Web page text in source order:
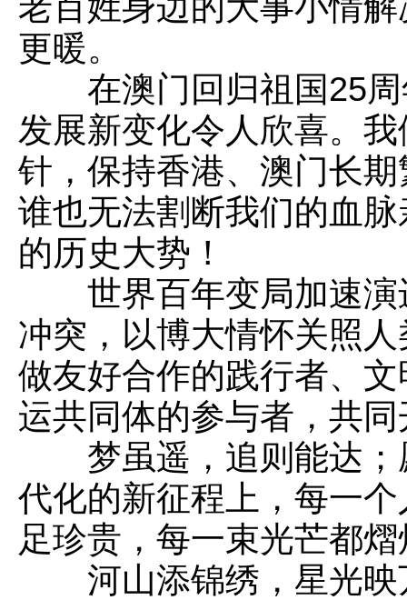
更暖。
在澳门回归祖国25
发展新变化令人欣喜。
针，保持香港、澳门长
谁也无法割断我们的血
的历史大势！
世界百年变局加速
冲突，以博大情怀关照
做友好合作的践行者、
运共同体的参与者，共
梦虽遥，追则能达
代化的新征程上，每一
足珍贵，每一束光芒都
河山添锦绣，星光